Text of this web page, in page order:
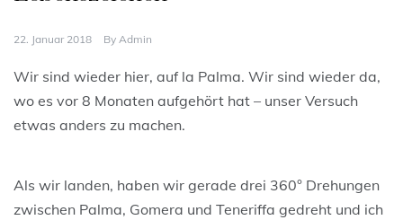
22. Januar 2018 By Admin
Wir sind wieder hier, auf la Palma. Wir sind wieder da,
wo es vor 8 Monaten aufgehört hat – unser Versuch
etwas anders zu machen.
Als wir landen, haben wir gerade drei 360° Drehungen
zwischen Palma, Gomera und Teneriffa gedreht und ich